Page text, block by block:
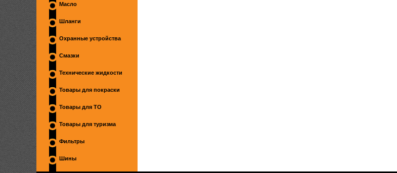
Масло
Шланги
Охранные устройства
Смазки
Технические жидкости
Товары для покраски
Товары для ТО
Товары для туризма
Фильтры
Шины